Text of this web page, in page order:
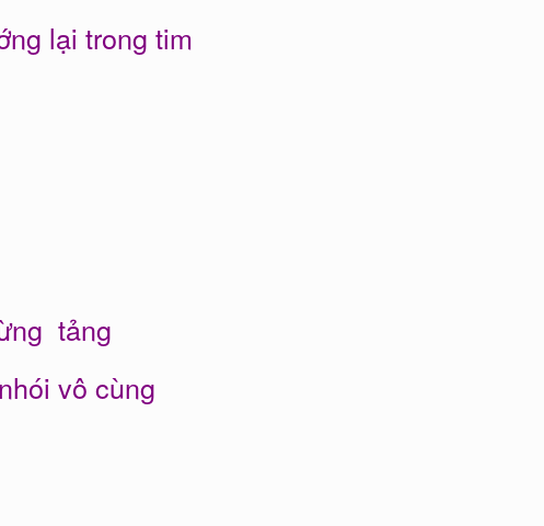
lại trong tim
tảng
vô cùng